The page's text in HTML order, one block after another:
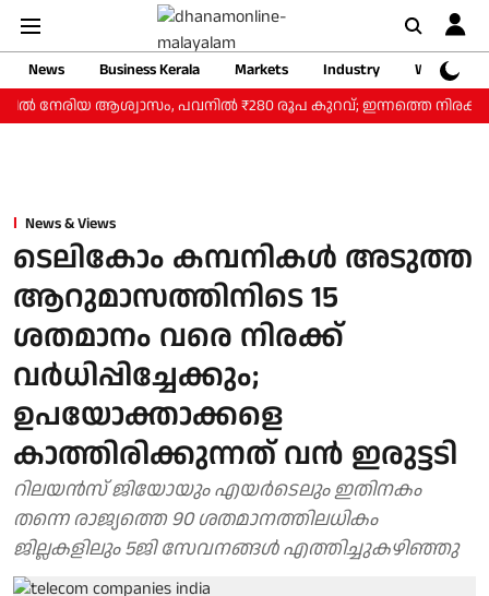
News Business Kerala Markets Industry
Web
നേരിയ ആശ്വാസം, പവനില്‍ ₹280 രൂപ കുറവ്; ഇന്നത്തെ
News & Views
ടെലികോം കമ്പനികള്‍ അടുത്ത
ആറുമാസത്തിനിടെ 15
ശതമാനം വരെ നിരക്ക്
വര്‍ധിപ്പിച്ചേക്കും;
ഉപയോക്താക്കളെ
കാത്തിരിക്കുന്നത് വന്‍ ഇരുട്ടടി
റിലയന്‍സ് ജിയോയും എയര്‍ടെലും ഇതിനകം
തന്നെ രാജ്യത്തെ 90 ശതമാനത്തിലധികം
ജില്ലകളിലും 5ജി സേവനങ്ങള്‍ എത്തിച്ചുകഴിഞ്ഞു